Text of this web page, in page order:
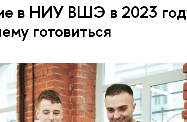
в НИУ ВШЭ в 2023
готовиться